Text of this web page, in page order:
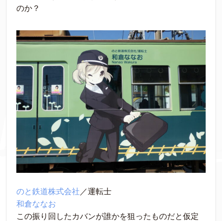
のか？
のと鉄道株式会社 ／運転士
和倉ななお
この振り回したカバンが誰かを狙ったものだと仮定